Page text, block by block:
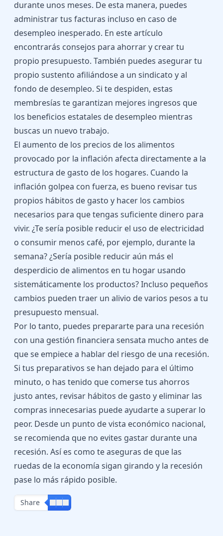
durante unos meses. De esta manera, puedes
administrar tus facturas incluso en caso de
desempleo inesperado. En este artículo
encontrarás consejos para ahorrar y crear tu
propio presupuesto. También puedes asegurar tu
propio sustento afiliándose a un sindicato y al
fondo de desempleo. Si te despiden, estas
membresías te garantizan mejores ingresos que
los beneficios estatales de desempleo mientras
buscas un nuevo trabajo.
El aumento de los precios de los alimentos
provocado por la inflación afecta directamente a la
estructura de gasto de los hogares. Cuando la
inflación golpea con fuerza, es bueno revisar tus
propios hábitos de gasto y hacer los cambios
necesarios para que tengas suficiente dinero para
vivir. ¿Te sería posible reducir el uso de electricidad
o consumir menos café, por ejemplo, durante la
semana? ¿Sería posible reducir aún más el
desperdicio de alimentos en tu hogar usando
sistemáticamente los productos? Incluso pequeños
cambios pueden traer un alivio de varios pesos a tu
presupuesto mensual.
Por lo tanto, puedes prepararte para una recesión
con una gestión financiera sensata mucho antes de
que se empiece a hablar del riesgo de una recesión.
Si tus preparativos se han dejado para el último
minuto, o has tenido que comerse tus ahorros
justo antes, revisar hábitos de gasto y eliminar las
compras innecesarias puede ayudarte a superar lo
peor. Desde un punto de vista económico nacional,
se recomienda que no evites gastar durante una
recesión. Así es como te aseguras de que las
ruedas de la economía sigan girando y la recesión
pase lo más rápido posible.
Share